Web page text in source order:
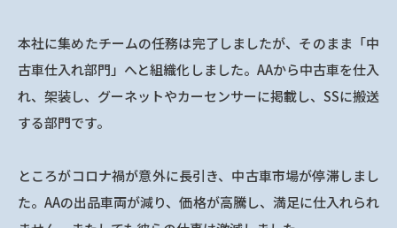
本社に集めたチームの任務は完了しましたが、そのまま「中
古車仕入れ部門」へと組織化しました。AAから中古車を仕入
れ、架装し、グーネットやカーセンサーに掲載し、SSに搬送
する部門です。
ところがコロナ禍が意外に長引き、中古車市場が停滞しまし
た。AAの出品車両が減り、価格が高騰し、満足に仕入れられ